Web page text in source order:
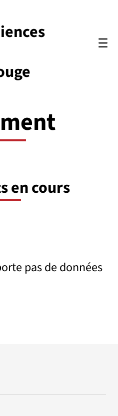
en cours
pas de données